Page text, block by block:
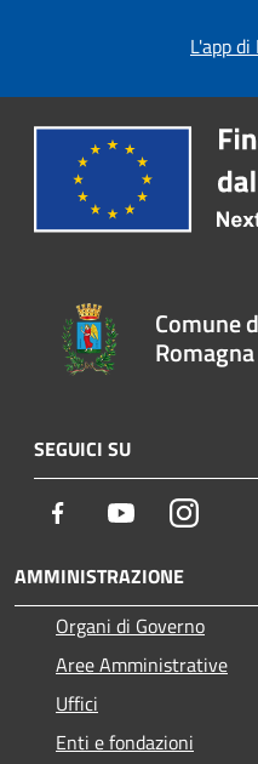
L'app
Comune
Romagna
SEGUICI SU
Facebook Youtube
AMMINISTRAZIONE
Organi di Governo
Aree Amministrative
Uffici
Enti e fondazioni